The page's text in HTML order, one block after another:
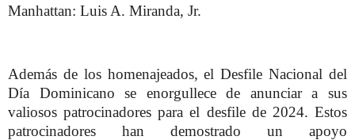
Manhattan: Luis A. Miranda, Jr.
Además de los homenajeados, el Desfile Nacional del
Día Dominicano se enorgullece de anunciar a sus
valiosos patrocinadores para el desfile de 2024. Estos
patrocinadores han demostrado un apoyo